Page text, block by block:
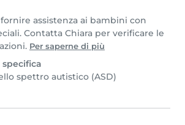
assistenza ai bambini con
Contatta Chiara per verificare le
Per saperne di più
specifica
spettro autistico (ASD)